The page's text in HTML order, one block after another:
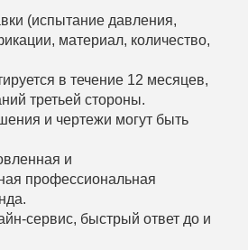
(испытание давления,
материал, количество,
в течение 12 месяцев,
третьей стороны.
и чертежи могут быть
и
профессиональная
сервис, быстрый ответ до и